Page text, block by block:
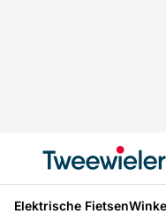
Elektrische Fietsen